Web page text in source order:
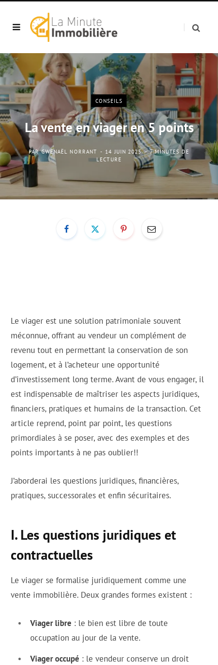
CONSEILS
La vente en viager en 5 points
PARGWENAËL NORRANT 14 JUIN 2025
7 MINUTES DE
LECTURE
Le viager est une solution patrimoniale souvent
méconnue, offrant au vendeur un complément de
revenu tout en permettant la conservation de son
logement, et à l’acheteur une opportunité
d’investissement long terme. Avant de vous engager, il
est indispensable de maîtriser les aspects juridiques,
financiers, pratiques et humains de la transaction. Cet
article reprend, point par point, les questions
primordiales à se poser, avec des exemples et des
points importants à ne pas oublier!!
J’aborderai les questions juridiques, financières,
pratiques, successorales et enfin sécuritaires.
I. Les questions juridiques et
contractuelles
Le viager se formalise juridiquement comme une
vente immobilière. Deux grandes formes existent :
Viager libre : le bien est libre de toute
occupation au jour de la vente.
Viager occupé : le vendeur conserve un droit